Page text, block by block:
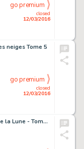
closed
12/03/2016
go premium
neiges Tome 5
closed
12/03/2016
go premium
Le vent des dieux, Le sang de la Lune - Tome 1